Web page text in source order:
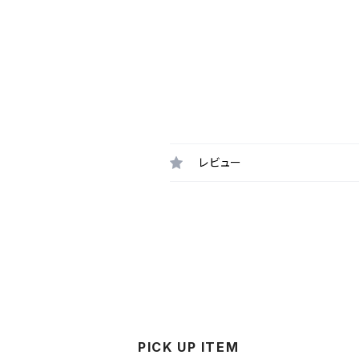
レビュー
PICK UP ITEM